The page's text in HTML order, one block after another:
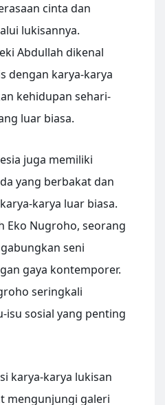
cinta dan
lukisannya.
Abdullah dikenal
dengan karya-karya
kehidupan sehari-
luar biasa.
juga memiliki
yang berbakat dan
karya luar biasa.
Eko Nugroho, seorang
seni
gaya kontemporer.
seringkali
isu sosial yang penting
karya-karya lukisan
mengunjungi galeri